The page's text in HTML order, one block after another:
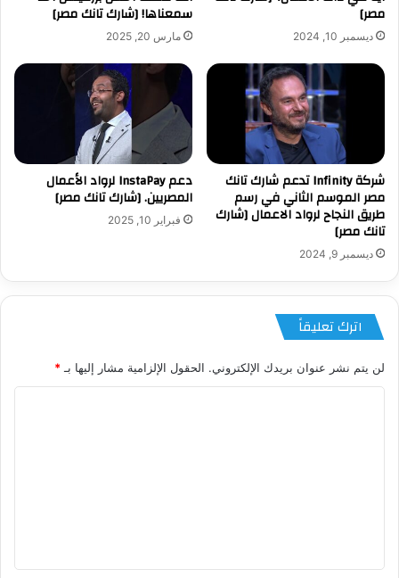
مصر]
ديسمبر 10, 2024
سمعناها! [شارك تانك مصر]
مارس 20, 2025
شركة Infinity تدعم شارك تانك
مصر الموسم الثاني في رسم
طريق النجاح لرواد الاعمال [شارك
تانك مصر]
ديسمبر 9, 2024
دعم InstaPay لرواد الأعمال
المصريين. [شارك تانك مصر]
فبراير 10, 2025
اترك تعليقاً
لن يتم نشر عنوان بريدك الإلكتروني. الحقول الإلزامية مشار إليها بـ *